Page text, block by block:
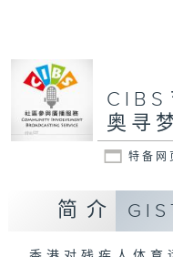
奥寻
特备网
简介